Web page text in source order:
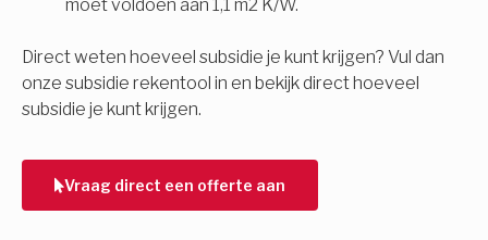
moet voldoen aan 1,1 m2 K/W.
Direct weten hoeveel subsidie je kunt krijgen? Vul dan
onze subsidie rekentool in en bekijk direct hoeveel
subsidie je kunt krijgen.
Vraag direct een offerte aan